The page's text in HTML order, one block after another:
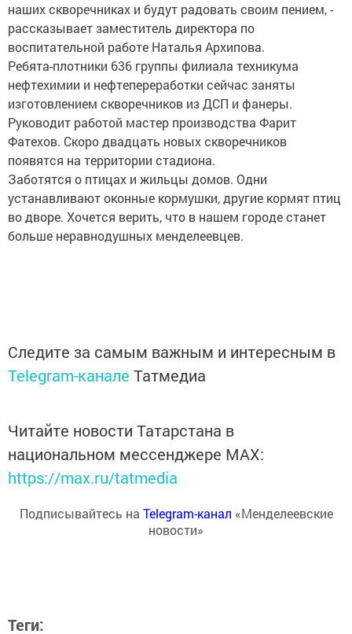
наших скворечниках и будут радовать своим пением, -
рассказывает заместитель директора по
воспитательной работе Наталья Архипова.
Ребята-плотники 636 группы филиала техникума
нефтехимии и нефтепереработки сейчас заняты
изготовлением скворечников из ДСП и фанеры.
Руководит работой мастер производства Фарит
Фатехов. Скоро двадцать новых скворечников
появятся на территории стадиона.
Заботятся о птицах и жильцы домов. Одни
устанавливают оконные кормушки, другие кормят птиц
во дворе. Хочется верить, что в нашем городе станет
больше неравнодушных менделеевцев.
Следите за самым важным и интересным в
Telegram-канале Татмедиа
Читайте новости Татарстана в
национальном мессенджере MАХ:
https://max.ru/tatmedia
Подписывайтесь на Telegram-канал «Менделеевские
новости»
Теги: